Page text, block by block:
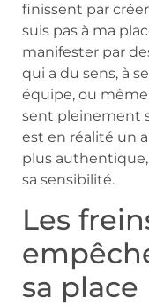
finissent par
suis pas à ma
manifester par
qui a du sens, à
équipe, ou même
sent pleinement
est en réalité un
plus authentique,
sa sensibilité.
Les
sa place